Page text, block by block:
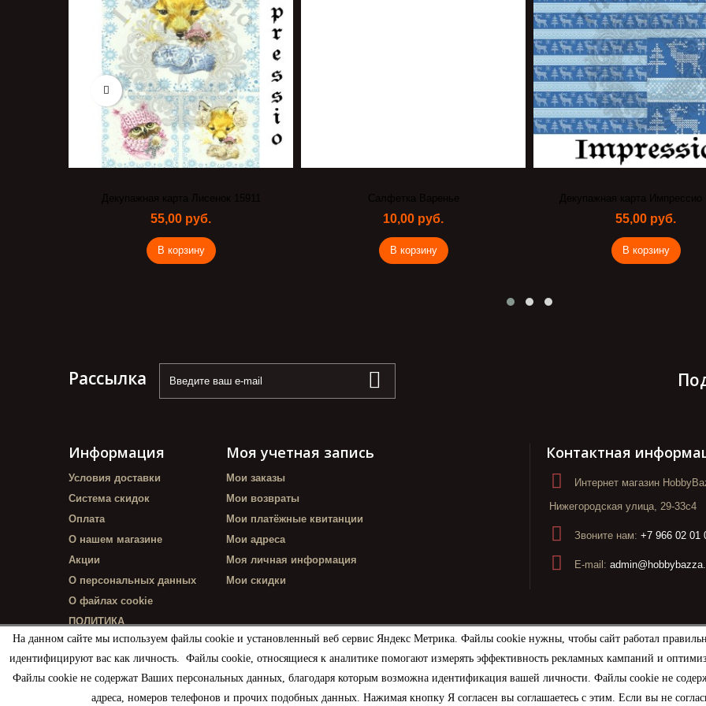
На данном сайте мы используем файлы cookie и установленный веб сервис Яндекс Метрика. Файлы cookie нужны, чтобы сайт работал
идентифицируют вас как личность. Файлы cookie, относящиеся к аналитике помогают измерять эффективность рекламных кампаний и
Файлы cookie не содержат Ваших персональных данных, благодаря которым возможна идентификация вашей личности. Файлы cookie не
адреса, номеров телефонов и прочих подобных данных. Нажимая кнопку Я согласен вы соглашаетесь с этим. Если вы не
Декупажная карта Лисенок 15911
55,00 руб.
В корзину
Салфетка Варенье
10,00 руб.
В корзину
Декупажная карта Импрессио
55,00 руб.
В корзину
Рассылка
Информация
Условия доставки
Система скидок
Оплата
О нашем магазине
Акции
О персональных данных
О файлах cookie
ПОЛИТИКА
КОНФИДЕНЦИАЛЬНОСТИ
Моя учетная запись
Мои заказы
Мои возвраты
Мои платёжные квитанции
Мои адреса
Моя личная информация
Мои скидки
Контактная
Интернет магазин
Нижегородская улица, 29-33с4
Звоните нам: +7 966 02 01
E-mail: